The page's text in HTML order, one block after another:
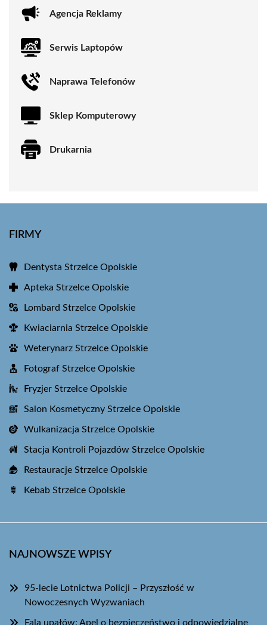
Agencja Reklamy
Serwis Laptopów
Naprawa Telefonów
Sklep Komputerowy
Drukarnia
FIRMY
Dentysta Strzelce Opolskie
Apteka Strzelce Opolskie
Lombard Strzelce Opolskie
Kwiaciarnia Strzelce Opolskie
Weterynarz Strzelce Opolskie
Fotograf Strzelce Opolskie
Fryzjer Strzelce Opolskie
Salon Kosmetyczny Strzelce Opolskie
Wulkanizacja Strzelce Opolskie
Stacja Kontroli Pojazdów Strzelce Opolskie
Restauracje Strzelce Opolskie
Kebab Strzelce Opolskie
NAJNOWSZE WPISY
95-lecie Lotnictwa Policji – Przyszłość w
Nowoczesnych Wyzwaniach
Fala upałów: Apel o bezpieczeństwo i odpowiedzialne